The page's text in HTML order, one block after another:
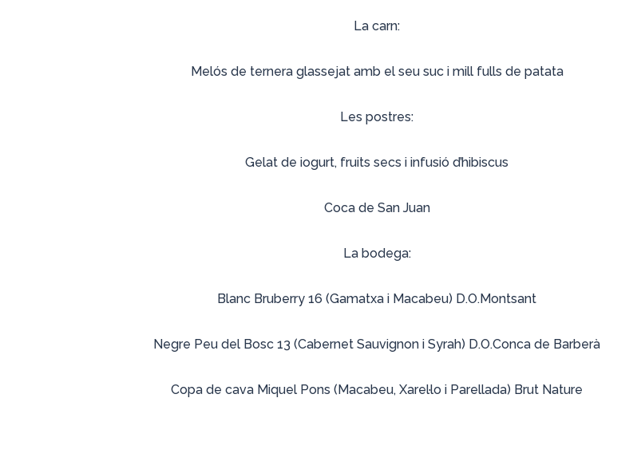
La carn:
Melós de ternera glassejat amb el seu suc i mill fulls de patata
Les postres:
Gelat de iogurt, fruits secs i infusió d’hibiscus
Coca de San Juan
La bodega:
Blanc Bruberry 16 (Gamatxa i Macabeu) D.O.Montsant
Negre Peu del Bosc 13 (Cabernet Sauvignon i Syrah) D.O.Conca de Barberà
Copa de cava Miquel Pons (Macabeu, Xarel·lo i Parellada) Brut Nature